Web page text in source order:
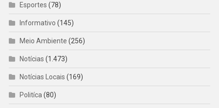
Esportes (78)
Informativo (145)
Meio Ambiente (256)
Notícias (1.473)
Notícias Locais (169)
Politíca (80)